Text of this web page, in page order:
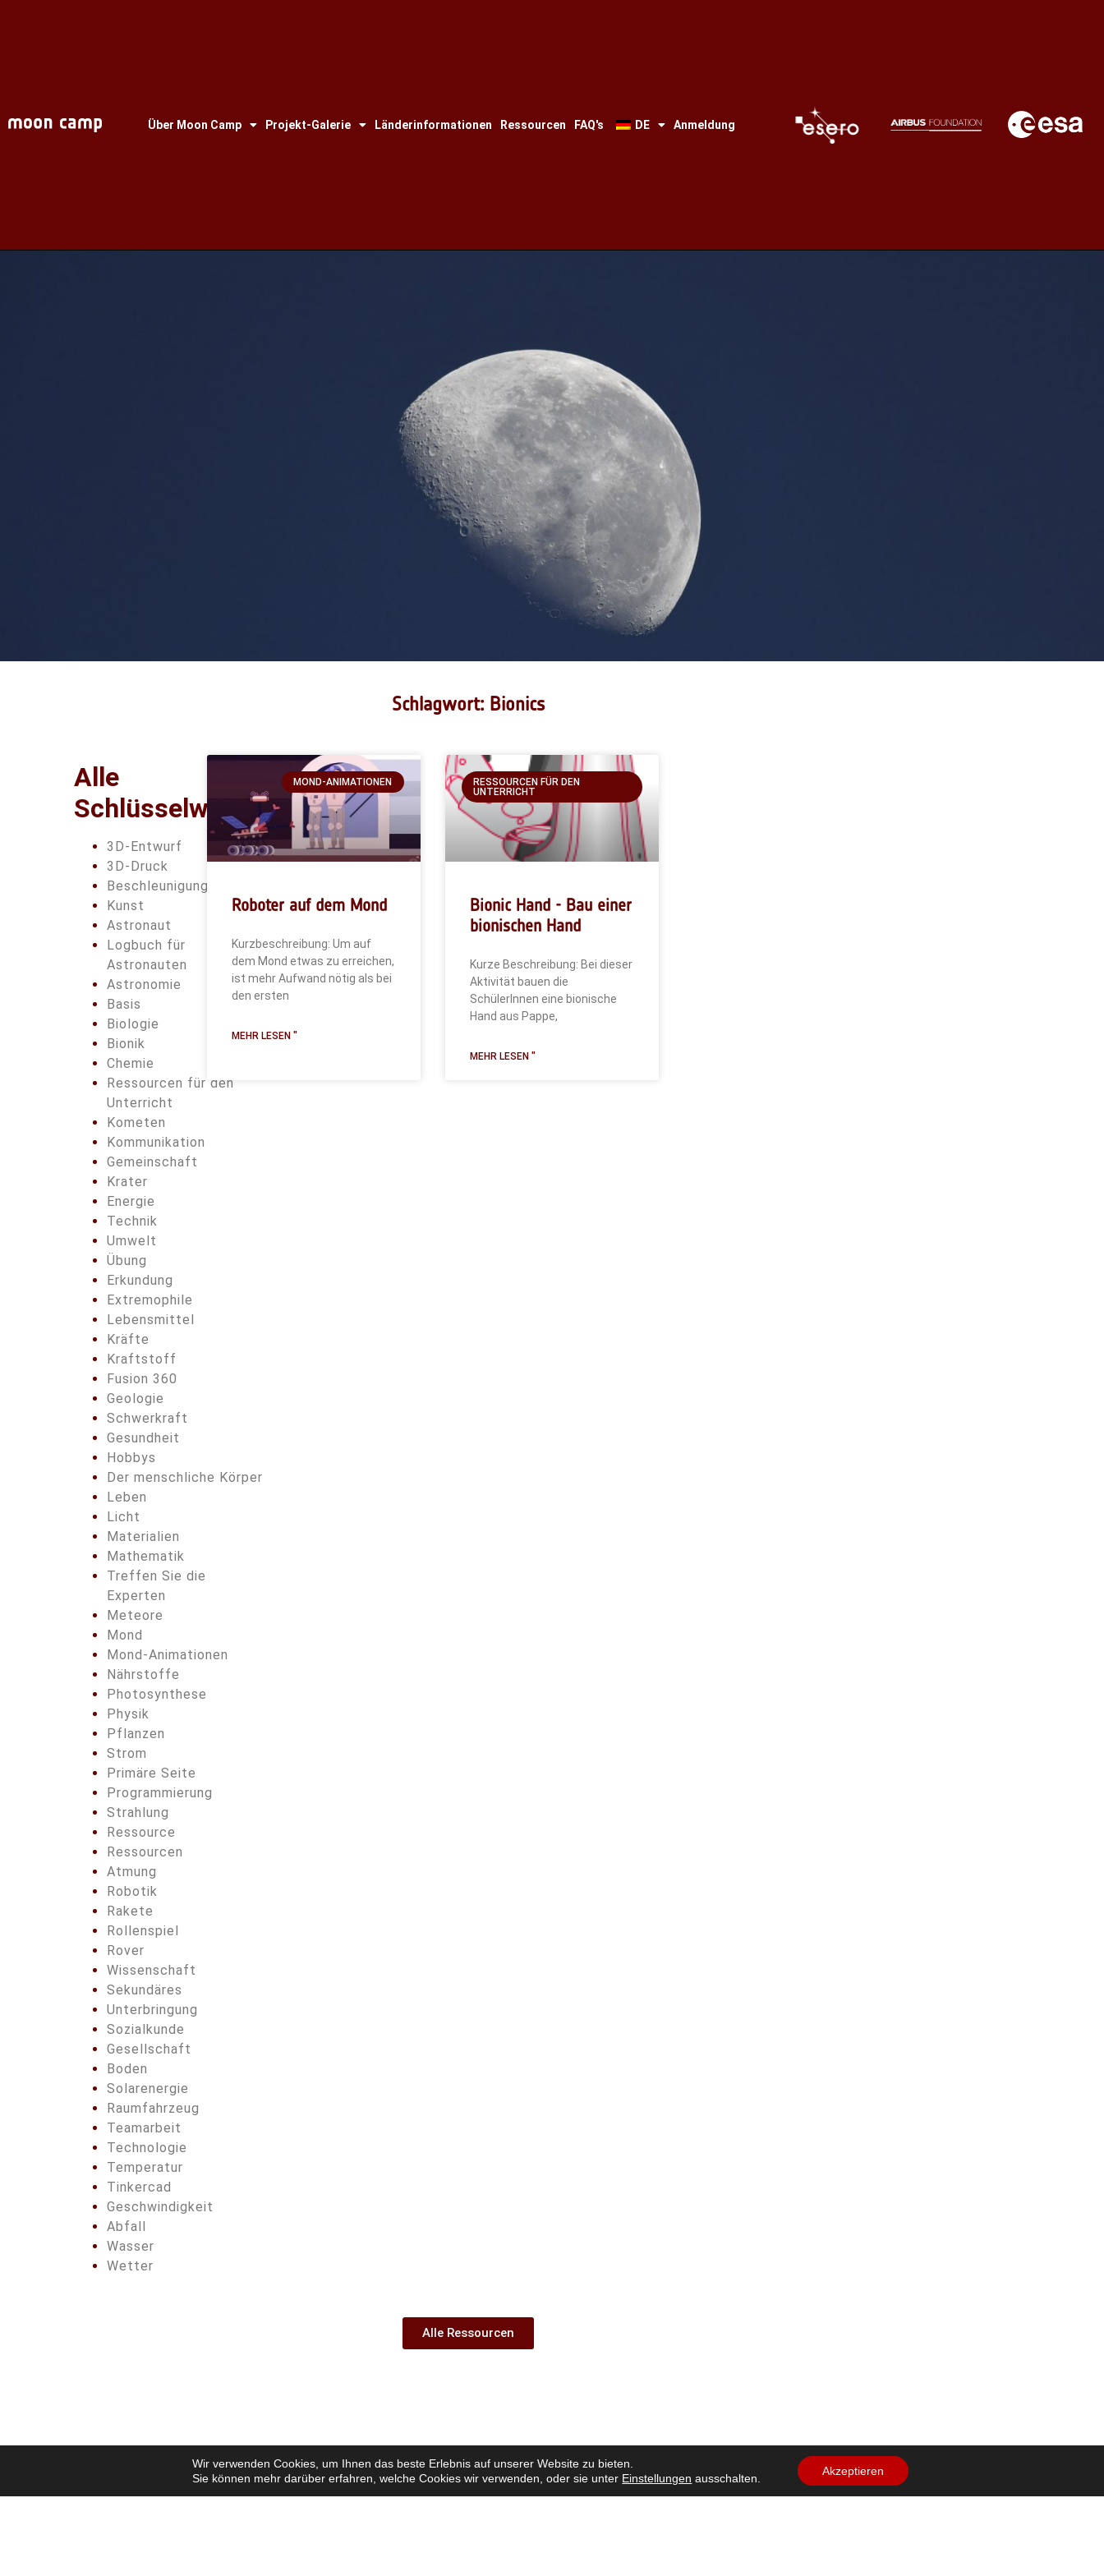
Über Moon Camp Projekt-Galerie Länderinformationen Ressourcen FAQ's DE Anmeldung
Schlagwort: Bionics
Alle
Schlüsselwörter
3D-Entwurf
3D-Druck
Beschleunigung
Kunst
Astronaut
Logbuch für
Astronauten
Astronomie
Basis
Biologie
Bionik
Chemie
Ressourcen für den
Unterricht
Kometen
Kommunikation
Gemeinschaft
Krater
Energie
Technik
Umwelt
Übung
Erkundung
Extremophile
Lebensmittel
Kräfte
Kraftstoff
Fusion 360
Geologie
Schwerkraft
Gesundheit
Hobbys
Der menschliche Körper
Leben
Licht
Materialien
Mathematik
Treffen Sie die
Experten
Meteore
Mond
Mond-Animationen
Nährstoffe
Photosynthese
Physik
Pflanzen
Strom
Primäre Seite
Programmierung
Strahlung
Ressource
Ressourcen
Atmung
Robotik
Rakete
Rollenspiel
Rover
Wissenschaft
Sekundäres
Unterbringung
Sozialkunde
Gesellschaft
Boden
Solarenergie
Raumfahrzeug
Teamarbeit
Technologie
Temperatur
Tinkercad
Geschwindigkeit
Abfall
Wasser
Wetter
MOND-ANIMATIONEN
Roboter auf dem Mond
Kurzbeschreibung: Um auf
dem Mond etwas zu erreichen,
ist mehr Aufwand nötig als bei
den ersten
MEHR LESEN "
RESSOURCEN FÜR DEN
UNTERRICHT
Bionic Hand - Bau einer
bionischen Hand
Kurze Beschreibung: Bei dieser
Aktivität bauen die
SchülerInnen eine bionische
Hand aus Pappe,
MEHR LESEN "
Alle Ressourcen
Wir verwenden Cookies, um Ihnen das beste Erlebnis auf unserer Website zu bieten.
Sie können mehr darüber erfahren, welche Cookies wir verwenden, oder sie unter Einstellungen ausschalten.
Akzeptieren